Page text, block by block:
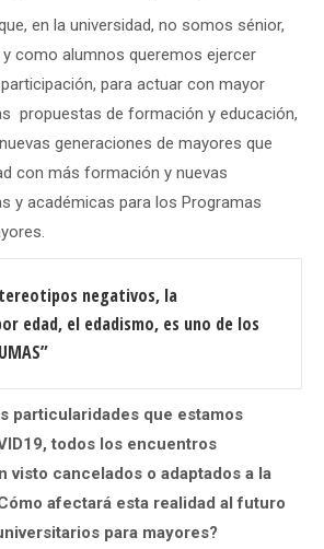
en la universidad, no somos sénior,
como alumnos queremos ejercer
para actuar con mayor
propuestas de formación y educación,
generaciones de mayores que
con más formación y nuevas
y académicas para los Programas
negativos, la
edad, el edadismo, es uno de los
particularidades que estamos
todos los encuentros
visto cancelados o adaptados a la
afectará esta realidad al futuro
para mayores?